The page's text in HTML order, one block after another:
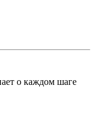
о каждом шаге